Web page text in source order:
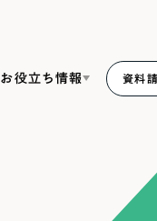
リープ・リクルー
お役立ち情報 資料